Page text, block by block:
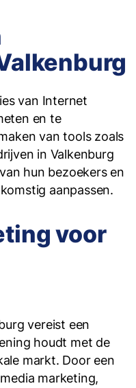
van Internet
en te
van tools zoals
in Valkenburg
hun bezoekers en
aanpassen.
voor
vereist een
houdt met de
markt. Door een
marketing,